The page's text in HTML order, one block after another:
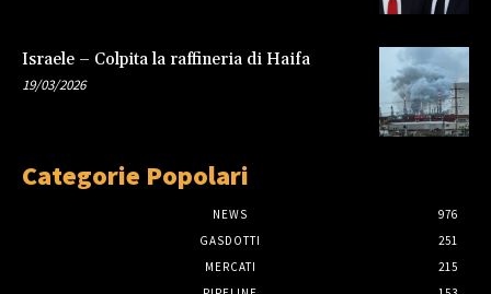
Israele – Colpita la raffineria di Haifa
19/03/2026
Categorie Popolari
NEWS
976
GASDOTTI
251
MERCATI
215